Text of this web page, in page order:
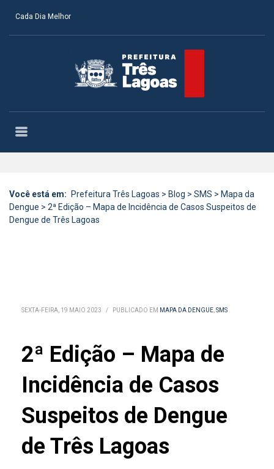
Cada Dia Melhor
Você está em: Prefeitura Três Lagoas > Blog > SMS > Mapa da
Dengue > 2ª Edição – Mapa de Incidência de Casos Suspeitos de
Dengue de Três Lagoas
SEXTA-FEIRA, 19 MAIO 2023 / PUBLICADO EM MAPA DA DENGUE,SMS
2ª Edição – Mapa de
Incidência de Casos
Suspeitos de Dengue
de Três Lagoas